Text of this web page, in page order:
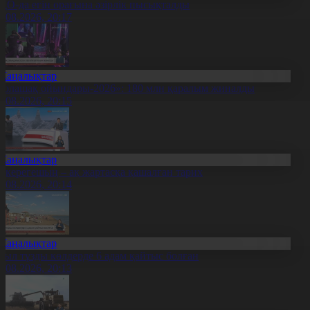
да егін орағына әзірлік пысықталды
20:17
ойындары-2026»: 180 млн қаралым жиналды
20:15
– ақ жартасқа қашалған тарих
20:14
тұзды көлдерде 6 адам қайтыс болған
20:13